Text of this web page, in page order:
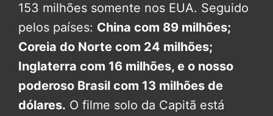
153 milhões somente nos EUA. Seguido
pelos países: China com 89 milhões;
Coreia do Norte com 24 milhões;
Inglaterra com 16 milhões, e o nosso
poderoso Brasil com 13 milhões de
dólares. O filme solo da Capitã está